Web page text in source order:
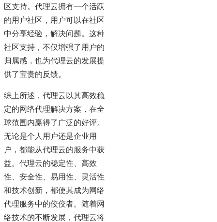
区支持。代理云拥有一个活跃
的用户社区，用户可以在社区
中分享经验，解决问题。这种
社区支持，不仅增强了用户的
归属感，也为代理云的发展提
供了宝贵的反馈。
综上所述，代理云以其高效稳
定的网络代理解决方案，在全
球范围内赢得了广泛的好评。
无论是个人用户还是企业用
户，都能从代理云的服务中获
益。代理云的稳定性、高效
性、安全性、易用性、灵活性
和技术创新，都使其成为网络
代理服务中的佼佼者。随着网
络技术的不断发展，代理云将